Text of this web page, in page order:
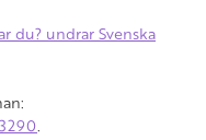
du? undrar Svenska
.